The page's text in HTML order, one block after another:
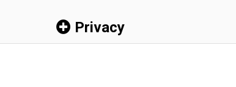
Privacy